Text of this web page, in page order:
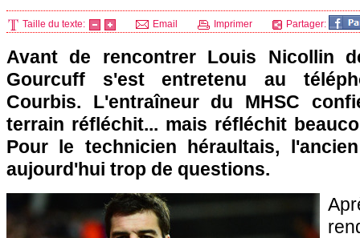
Taille du texte: Email Imprimer Partager:
Avant de rencontrer Louis Nicollin
Gourcuff s'est entretenu au
Courbis. L'entraîneur du MHSC
terrain réfléchit... mais réfléchit
Pour le technicien héraultais,
aujourd'hui trop de questions.